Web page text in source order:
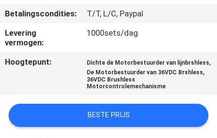
NIEUWS
VRAAG
EEN
SITEMAP
Betalingscondities:
T/T, L/C, Paypal
Levering
vermogen:
1000sets/dag
Hoogtepunt: Dichte de Motorbestuurder van lijnbrshless,
De Motorbestuurder van 36VDC Brshless,
36VDC Brushless
Motorcontrolemechanisme
BESTE PRIJS